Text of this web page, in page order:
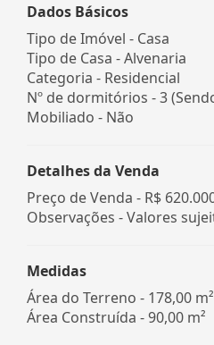
Dados Básicos
Tipo de Imóvel - Casa
Tipo de Casa - Alvenaria
Categoria - Residencial
Nº de dormitórios - 3
Mobiliado - Não
Detalhes da Venda
Preço de Venda - R$
Observações - Valores
Medidas
Área do Terreno - 178,00 m²
Área Construída - 90,00 m²